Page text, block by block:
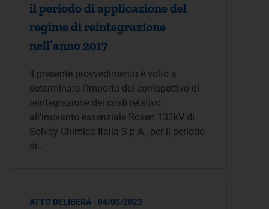
il periodo di applicazione del
regime di reintegrazione
nell’anno 2017
Il presente provvedimento è volto a
determinare l’importo del corrispettivo di
reintegrazione dei costi relativo
all’impianto essenziale Rosen 132kV di
Solvay Chimica Italia S.p.A., per il periodo
di…
ATTO DELIBERA - 04/05/2023